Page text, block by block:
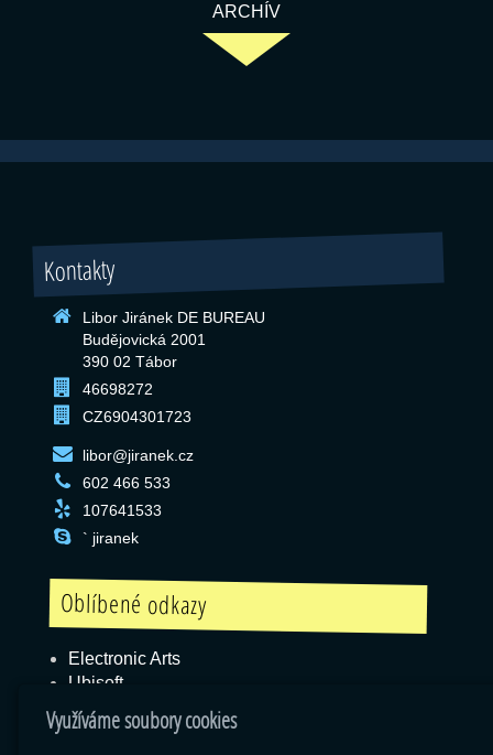
ARCHÍV
Kontakty
Libor Jiránek DE BUREAU
Budějovická 2001
390 02 Tábor
46698272
CZ6904301723
libor@jiranek.cz
602 466 533
107641533
` jiranek
Oblíbené odkazy
Electronic Arts
Ubisoft
Blizzard
Využíváme soubory cookies